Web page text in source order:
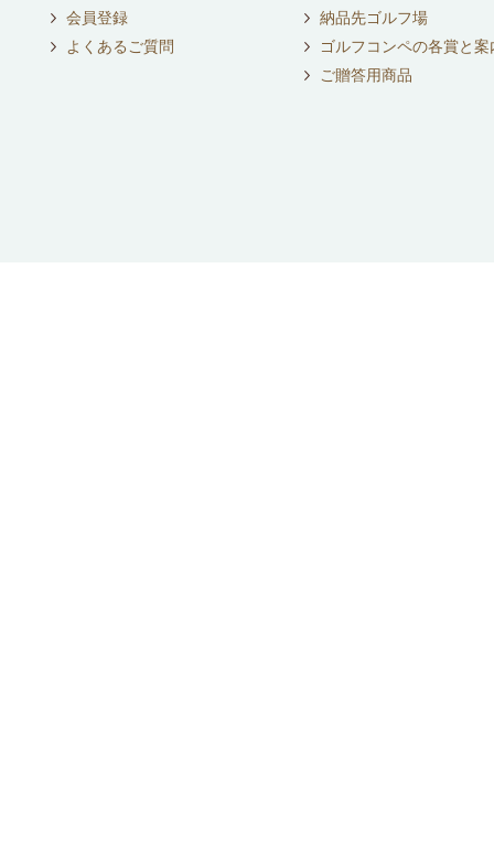
会員登録
よくあるご質問
納品先ゴルフ場
ゴルフコンペの各賞と案
ご贈答用商品